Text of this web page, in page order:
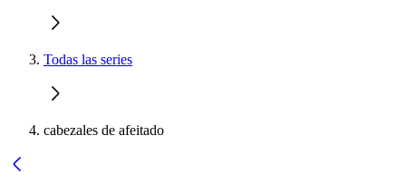
Todas las series
cabezales de afeitado